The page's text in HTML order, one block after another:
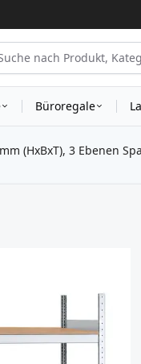
Büroregale
(HxBxT), 3 Ebenen